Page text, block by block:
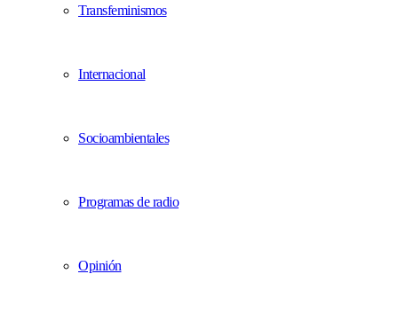
Transfeminismos
Internacional
Socioambientales
Programas de radio
Opinión